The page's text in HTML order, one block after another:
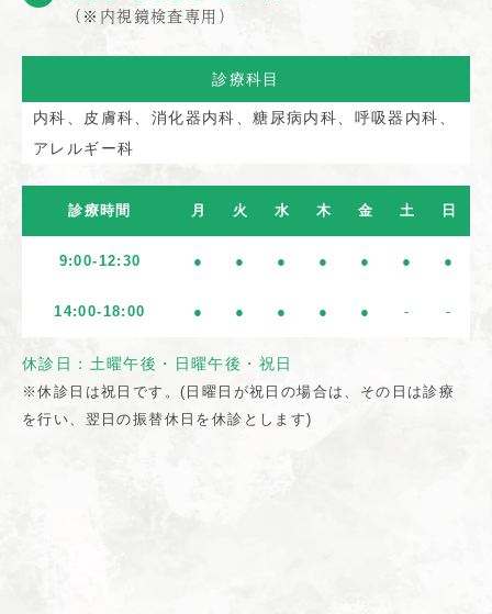
（※内視鏡検査専用）
診療科目
内科、皮膚科、消化器内科、糖尿病内科、呼吸器内科、
アレルギー科
診療時間 月 火 水 木 金 土 日
9:00-12:30 ● ● ● ● ● ● ●
14:00-18:00 ● ● ● ● ● - -
休診日：土曜午後・日曜午後・祝日
※休診日は祝日です。(日曜日が祝日の場合は、その日は診療
を行い、翌日の振替休日を休診とします)